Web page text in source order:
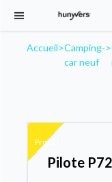
Accueil>Camping-
car neuf
>
Promo
Pilote